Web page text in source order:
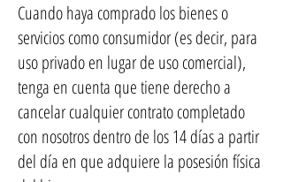
Cuando haya comprado los bienes o
servicios como consumidor (es decir, para
uso privado en lugar de uso comercial),
tenga en cuenta que tiene derecho a
cancelar cualquier contrato completado
con nosotros dentro de los 14 días a partir
del día en que adquiere la posesión física